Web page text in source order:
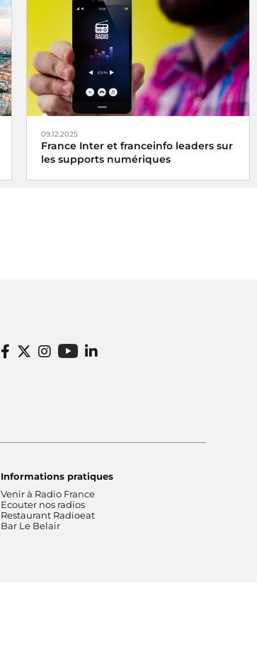
Depuis 2020, toutes les entreprises
françaises envoient leurs factures à
destination de la sphère publique au
format électronique via le portail Chorus
Pro.
09.12.2025
France Inter et franceinfo leaders sur
les supports numériques
Informations pratiques
Venir à Radio France
Ecouter nos radios
Restaurant Radioeat
Bar Le Belair